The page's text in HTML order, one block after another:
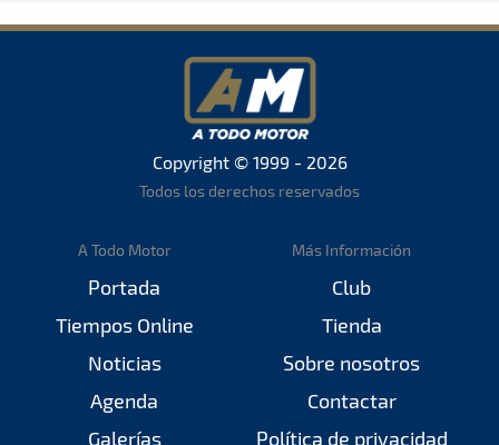
Copyright © 1999 - 2026
Todos los derechos reservados
A Todo Motor
Portada
Tiempos Online
Noticias
Agenda
Galerías
Más Información
Club
Tienda
Sobre nosotros
Contactar
Política de privacidad